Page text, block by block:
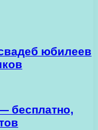
юбилеев
бесплатно,